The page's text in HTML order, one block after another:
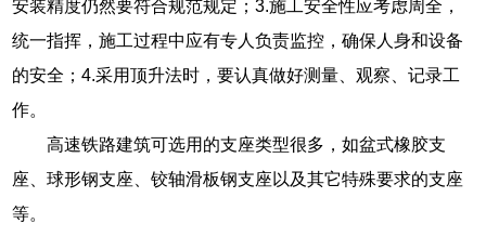
安装精度仍然要符合规范规定；3.施工安全性应考虑周全，
统一指挥，施工过程中应有专人负责监控，确保人身和设备
的安全；4.采用顶升法时，要认真做好测量、观察、记录工
作。
高速铁路建筑可选用的支座类型很多，如盆式橡胶支
座、球形钢支座、铰轴滑板钢支座以及其它特殊要求的支座
等。